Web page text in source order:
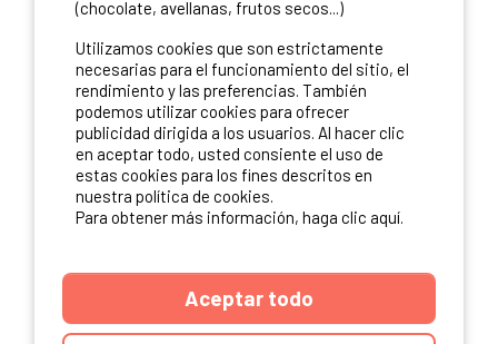
NEWSLETTER!
ME INSCRIBO
NUESTROS PARTNERS
(chocolate, avellanas, frutos secos...)
Utilizamos cookies que son estrictamente
necesarias para el funcionamiento del sitio, el
rendimiento y las preferencias. También
podemos utilizar cookies para ofrecer
publicidad dirigida a los usuarios. Al hacer clic
en aceptar todo, usted consiente el uso de
estas cookies para los fines descritos en
nuestra política de cookies.
Para obtener más información, haga clic aquí.
Aceptar todo